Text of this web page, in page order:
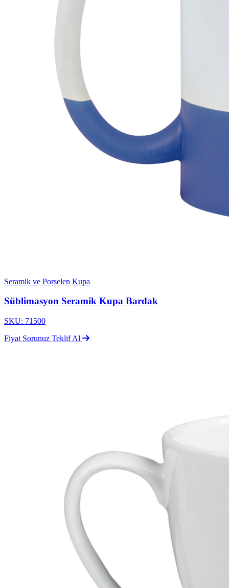
Seramik ve Porselen Kupa
Süblimasyon Seramik Kupa Bardak
SKU: 71500
Fiyat Sorunuz Teklif Al